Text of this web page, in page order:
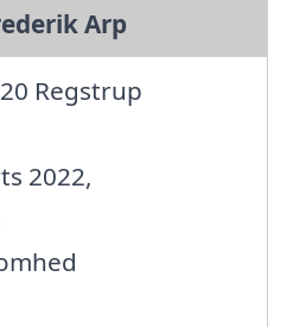
Arp
Regstrup
2022,